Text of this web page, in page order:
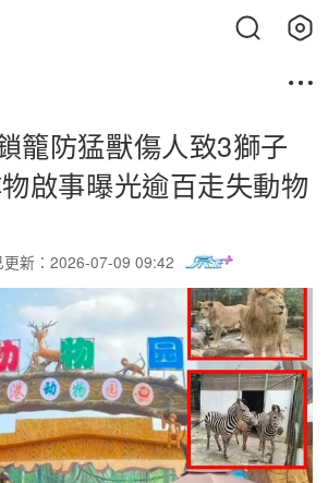
籠防猛獸傷人致3獅子
啟事曝光逾百走失動物
更新：2026-07-09 09:42